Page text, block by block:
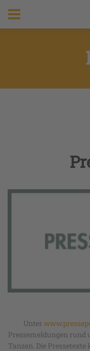
Unter
Pressemeldungen rund
Tanzen. Die